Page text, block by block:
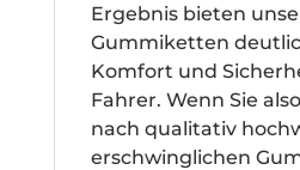
Ergebnis bieten
Gummiketten
Komfort und
Fahrer. Wenn Sie
nach qualitativ
erschwinglichen